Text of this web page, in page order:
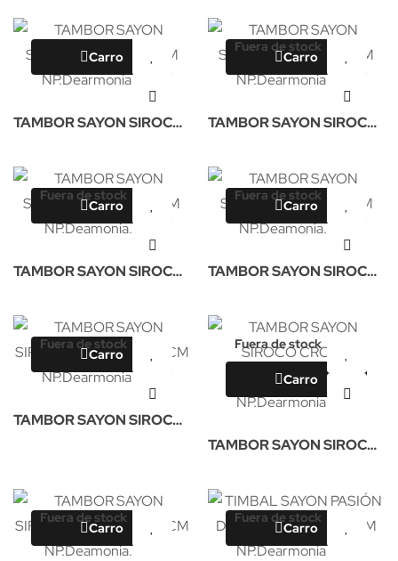
Carro
TAMBOR SAYON SIROCO
Fuera de stock
Carro
TAMBOR SAYON SIROCO
Fuera de stock
Carro
TAMBOR SAYON SIROCO
Fuera de stock
Carro
TAMBOR SAYON SIROCO
Fuera de stock
Carro
TAMBOR SAYON SIROCO
Fuera de stock
Carro
TAMBOR SAYON SIROCO
Fuera de stock
Carro
Fuera de stock
Carro